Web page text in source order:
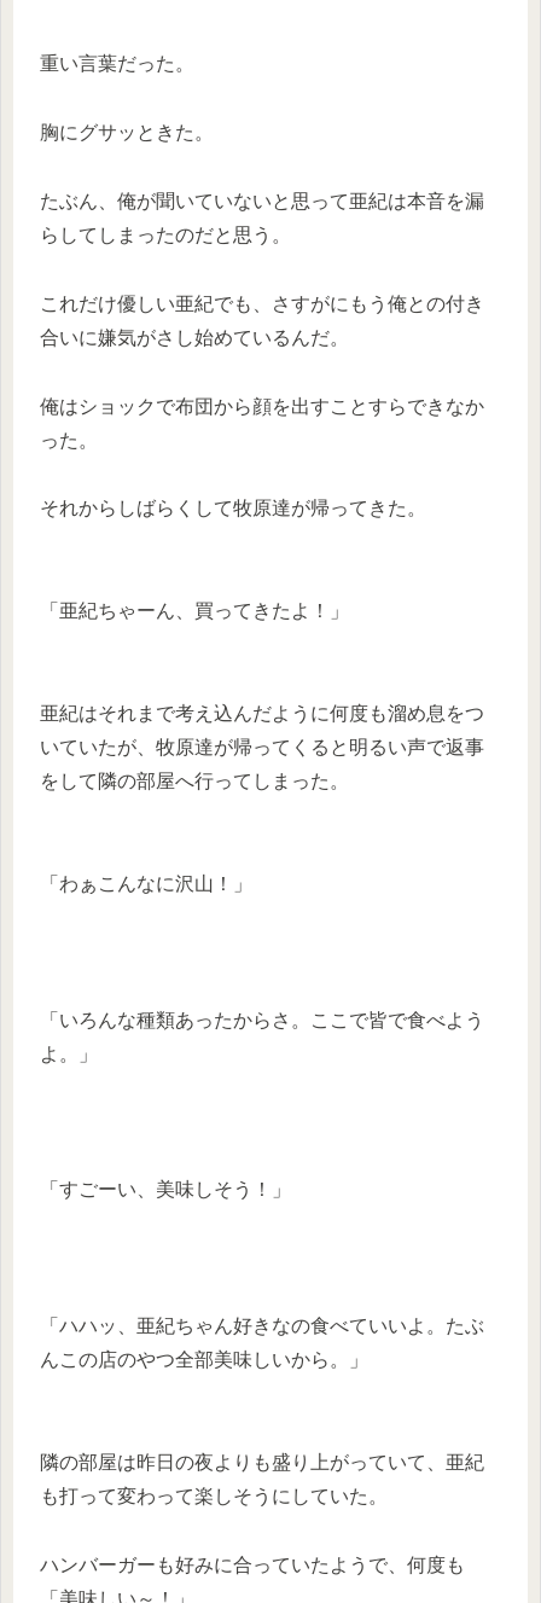
重い言葉だった。
胸にグサッときた。
たぶん、俺が聞いていないと思って亜紀は本音を漏
らしてしまったのだと思う。
これだけ優しい亜紀でも、さすがにもう俺との付き
合いに嫌気がさし始めているんだ。
俺はショックで布団から顔を出すことすらできなか
った。
それからしばらくして牧原達が帰ってきた。
「亜紀ちゃーん、買ってきたよ！」
亜紀はそれまで考え込んだように何度も溜め息をつ
いていたが、牧原達が帰ってくると明るい声で返事
をして隣の部屋へ行ってしまった。
「わぁこんなに沢山！」
「いろんな種類あったからさ。ここで皆で食べよう
よ。」
「すごーい、美味しそう！」
「ハハッ、亜紀ちゃん好きなの食べていいよ。たぶ
んこの店のやつ全部美味しいから。」
隣の部屋は昨日の夜よりも盛り上がっていて、亜紀
も打って変わって楽しそうにしていた。
ハンバーガーも好みに合っていたようで、何度も
「美味しい～！」